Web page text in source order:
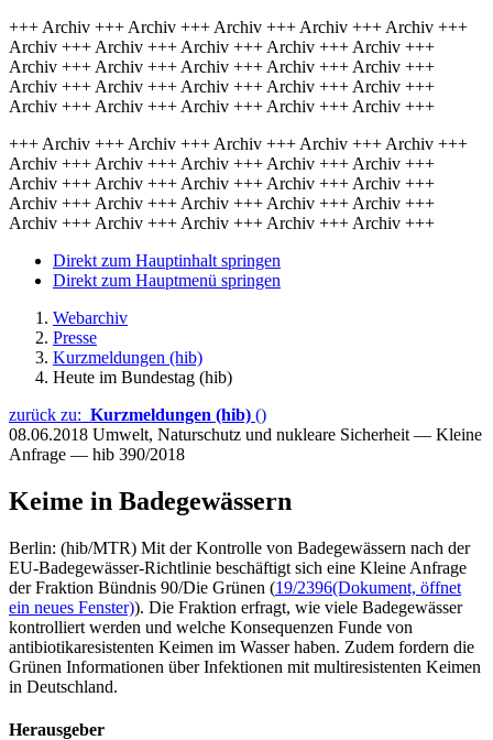
+++ Archiv +++ Archiv +++ Archiv +++ Archiv +++ Archiv +++
Archiv +++ Archiv +++ Archiv +++ Archiv +++ Archiv +++
Archiv +++ Archiv +++ Archiv +++ Archiv +++ Archiv +++
Archiv +++ Archiv +++ Archiv +++ Archiv +++ Archiv +++
Archiv +++ Archiv +++ Archiv +++ Archiv +++ Archiv +++
+++ Archiv +++ Archiv +++ Archiv +++ Archiv +++ Archiv +++
Archiv +++ Archiv +++ Archiv +++ Archiv +++ Archiv +++
Archiv +++ Archiv +++ Archiv +++ Archiv +++ Archiv +++
Archiv +++ Archiv +++ Archiv +++ Archiv +++ Archiv +++
Archiv +++ Archiv +++ Archiv +++ Archiv +++ Archiv +++
Direkt zum Hauptinhalt springen
Direkt zum Hauptmenü springen
Webarchiv
Presse
Kurzmeldungen (hib)
Heute im Bundestag (hib)
zurück zu: Kurzmeldungen (hib) ()
08.06.2018 Umwelt, Naturschutz und nukleare Sicherheit — Kleine
Anfrage — hib 390/2018
Keime in Badegewässern
Berlin: (hib/MTR) Mit der Kontrolle von Badegewässern nach der
EU-Badegewässer-Richtlinie beschäftigt sich eine Kleine Anfrage
der Fraktion Bündnis 90/Die Grünen (19/2396(Dokument, öffnet
ein neues Fenster)). Die Fraktion erfragt, wie viele Badegewässer
kontrolliert werden und welche Konsequenzen Funde von
antibiotikaresistenten Keimen im Wasser haben. Zudem fordern die
Grünen Informationen über Infektionen mit multiresistenten Keimen
in Deutschland.
Herausgeber